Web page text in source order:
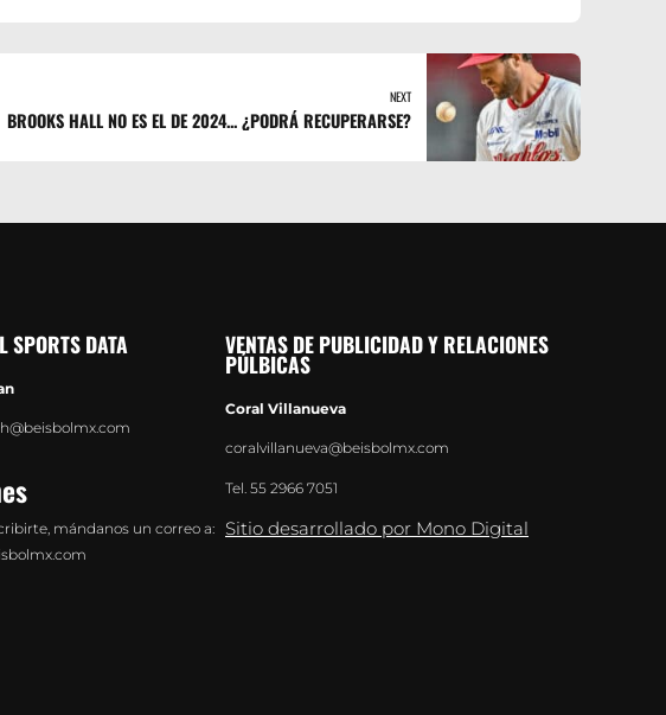
NEXT
BROOKS HALL NO ES EL DE 2024... ¿PODRÁ RECUPERARSE?
SPORTS DATA
mándanos un correo a:
VENTAS DE PUBLICIDAD Y RELACIONES
PÚLBICAS
Coral Villanueva
coralvillanueva@beisbolmx.com
Tel. 55 2966 7051
Sitio desarrollado por Mono Digital